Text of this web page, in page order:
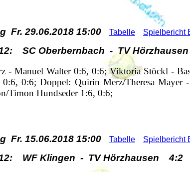
Fr. 29.06.2018 15:00 Tabelle Spielbericht
SC Oberbernbach - TV
- Manuel Walter 0:6, 0:6; Viktoria Stöckl -
0:6, 0:6; Doppel: Quirin Merz/Theresa
Timon Hundseder 1:6, 0:6;
Fr. 15.06.2018 15:00 Tabelle Spielbericht
WF Klingen - TV Hörzhausen 4:2